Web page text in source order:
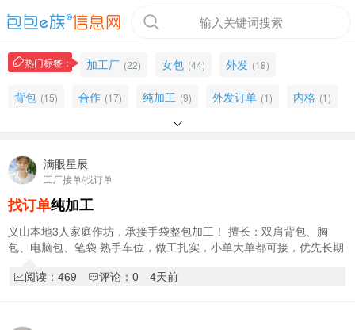
输入关键词搜索
热门标签： 加工厂 (22) 女包 (44) 外发 (18)
背包 (15) 合作 (17) 纯加工 (9) 外发订单 (1) 内格 (1)
找定单 (1) 包包

满眼星辰
工厂接单/找订单
找订单纯加工
义山本地3人家庭作坊，承接手袋整包加工！ 擅长：双肩背包、胸
包、电脑包、笔袋 熟手车位，做工扎实，小单大单都可接，优先长期
阅读：469
评论：0 4天前